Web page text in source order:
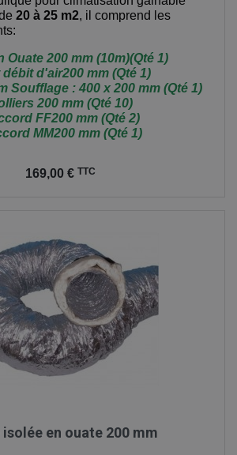
20 à 25 m2, il comprend les
Ouate 200 mm (10m)(Qté 1)
débit d'air200 mm (Qté 1)
Soufflage : 400 x 200 mm (Qté 1)
200 mm (Qté 10)
FF200 mm (Qté 2)
MM200 mm (Qté 1)
169,00 € TTC
isolée en ouate 200 mm